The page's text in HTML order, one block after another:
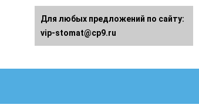
Для любых предложений по сайту:
vip-stomat@cp9.ru